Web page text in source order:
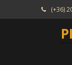
(+36)